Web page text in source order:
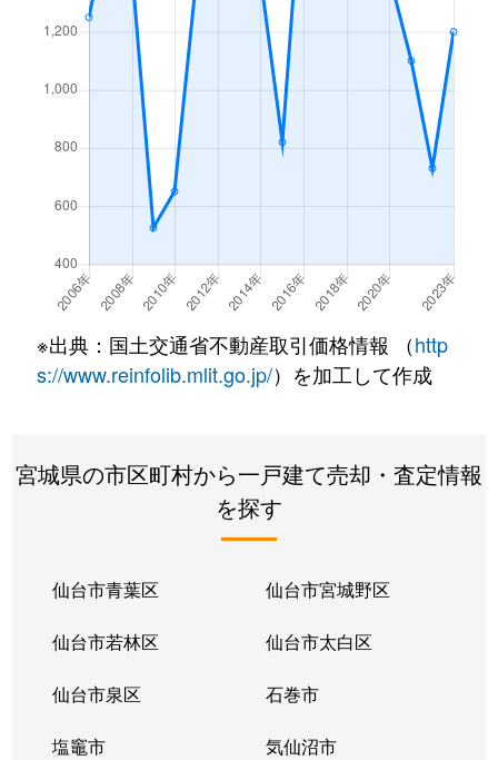
※出典：国土交通省不動産取引価格情報 （http
s://www.reinfolib.mlit.go.jp/）を加工して作成
宮城県の市区町村から一戸建て売却・査定情報
を探す
仙台市青葉区 仙台市宮城野区
仙台市若林区 仙台市太白区
仙台市泉区 石巻市
塩竈市 気仙沼市